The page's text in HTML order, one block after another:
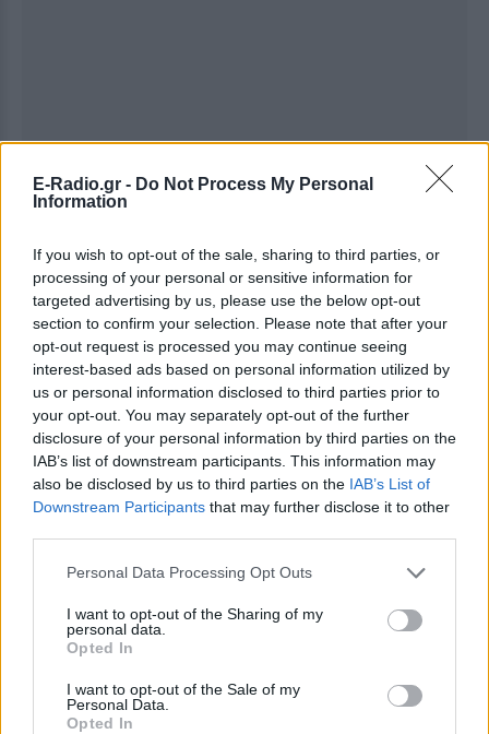
E-Radio.gr - Do Not Process My Personal
Information
If you wish to opt-out of the sale, sharing to third parties, or
processing of your personal or sensitive information for
targeted advertising by us, please use the below opt-out
section to confirm your selection. Please note that after your
opt-out request is processed you may continue seeing
interest-based ads based on personal information utilized by
us or personal information disclosed to third parties prior to
your opt-out. You may separately opt-out of the further
disclosure of your personal information by third parties on the
IAB’s list of downstream participants. This information may
also be disclosed by us to third parties on the IAB’s List of
Downstream Participants that may further disclose it to other
Personal Data Processing Opt Outs
I want to opt-out of the Sharing of my
personal data.
Opted In
I want to opt-out of the Sale of my
Personal Data.
Opted In
Ακολουθήστε το E-Radio.gr στοGoogle News
και μάθετε πρώτοιτα πιο hot νέα.
Διαβάστε περισσότερα θέματα γιαΜόδα,
Ομορφιά, Σχέσειςκαι φυσικά Celebritiesστο νέο
Pink.gr!